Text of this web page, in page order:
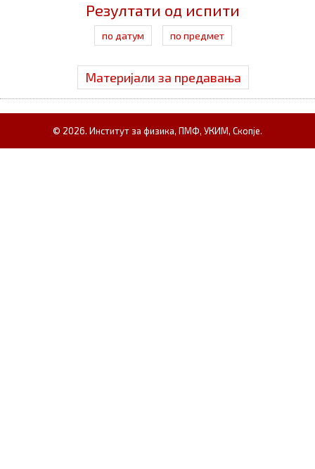
Резултати од испити
по датум по предмет
Материјали за предавања
© 2026. Институт за физика, ПМФ, УКИМ, Скопје.